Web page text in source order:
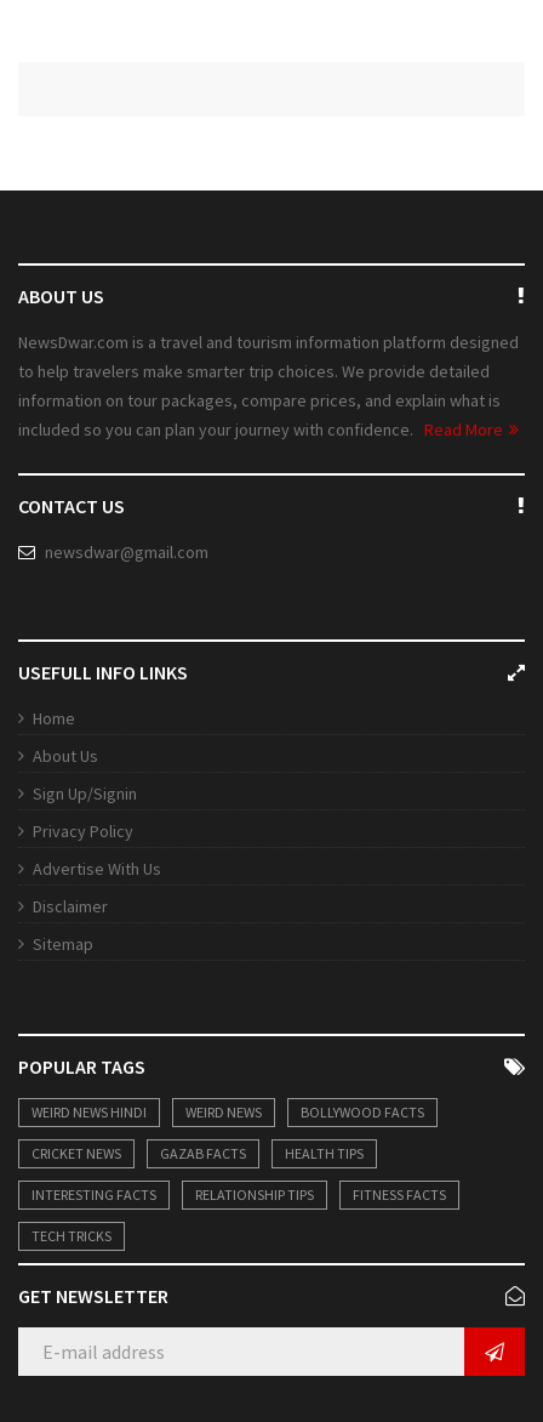
ABOUT US
NewsDwar.com is a travel and tourism information platform designed
to help travelers make smarter trip choices. We provide detailed
information on tour packages, compare prices, and explain what is
included so you can plan your journey with confidence. Read More
CONTACT US
newsdwar@gmail.com
USEFULL INFO LINKS
Home
About Us
Sign Up/Signin
Privacy Policy
Advertise With Us
Disclaimer
Sitemap
POPULAR TAGS
WEIRD NEWS HINDI WEIRD NEWS BOLLYWOOD FACTS
CRICKET NEWS GAZAB FACTS HEALTH TIPS
INTERESTING FACTS RELATIONSHIP TIPS FITNESS FACTS
TECH TRICKS
GET NEWSLETTER